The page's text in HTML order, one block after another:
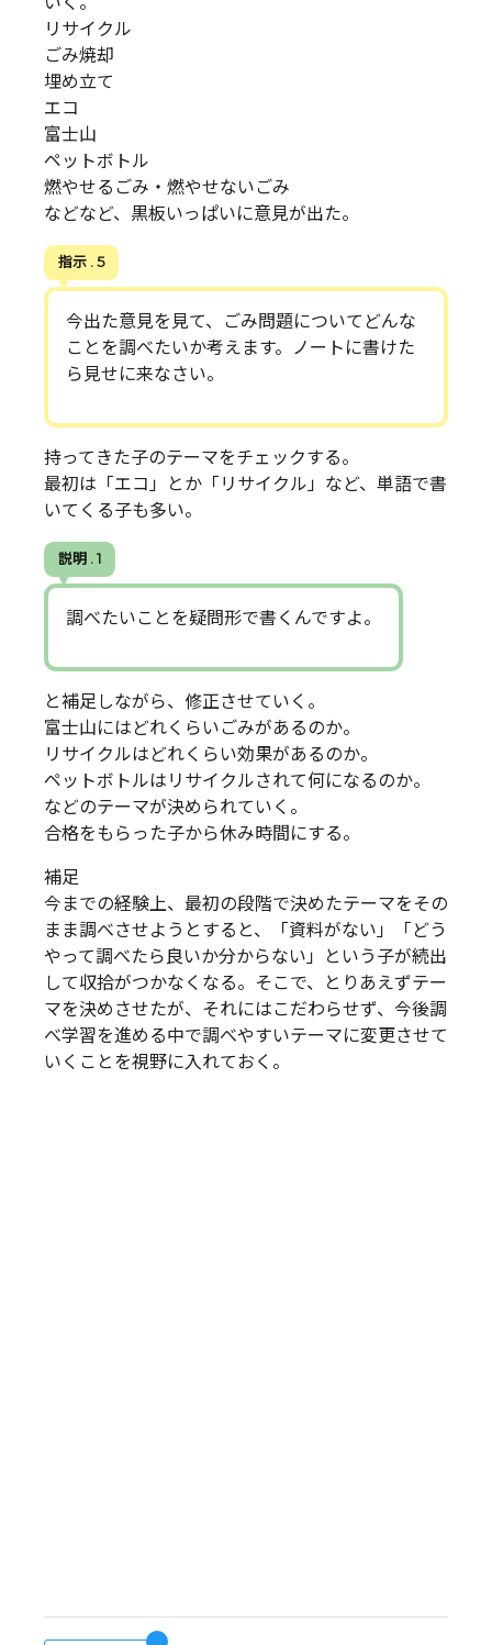
リサイクル
ごみ焼却
埋め立て
エコ
富士山
ペットボトル
燃やせるごみ・燃やせないごみ
などなど、黒板いっぱいに意見が出た。
指示 . 5
今出た意見を見て、ごみ問題についてどんな
ことを調べたいか考えます。ノートに書けた
ら見せに来なさい。
持ってきた子のテーマをチェックする。
最初は「エコ」とか「リサイクル」など、単語で書
いてくる子も多い。
説明 . 1
調べたいことを疑問形で書くんですよ。
と補足しながら、修正させていく。
富士山にはどれくらいごみがあるのか。
リサイクルはどれくらい効果があるのか。
ペットボトルはリサイクルされて何になるのか。
などのテーマが決められていく。
合格をもらった子から休み時間にする。
補足
今までの経験上、最初の段階で決めたテーマをその
まま調べさせようとすると、「資料がない」「どう
やって調べたら良いか分からない」という子が続出
して収拾がつかなくなる。そこで、とりあえずテー
マを決めさせたが、それにはこだわらせず、今後調
べ学習を進める中で調べやすいテーマに変更させて
いくことを視野に入れておく。